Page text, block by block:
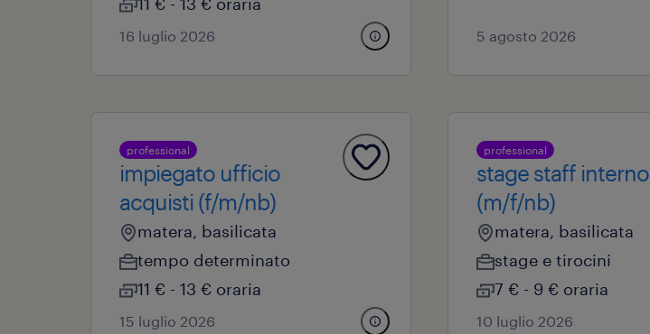
16 luglio 2026 5 agosto 2026
professional
impiegato ufficio
acquisti (f/m/nb)
matera, basilicata
tempo determinato
11 € - 13 € oraria
15 luglio 2026
professional
stage staff interno
(m/f/nb)
matera, basilicata
stage e tirocini
7 € - 9 € oraria
10 luglio 2026